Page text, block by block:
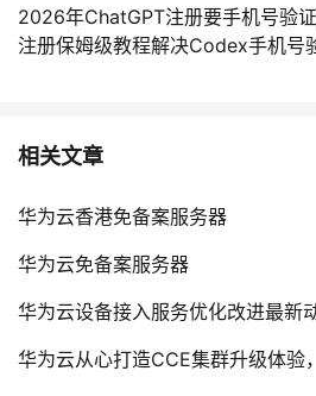
2026年ChatGPT注册要手机号验
注册保姆级教程解决Codex手机号
相关文章
华为云香港免备案服务器
华为云免备案服务器
华为云设备接入服务优化改进最新
华为云从心打造CCE集群升级体验